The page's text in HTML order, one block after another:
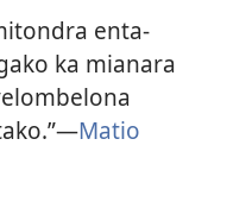
enta-
ka mianara
Matio